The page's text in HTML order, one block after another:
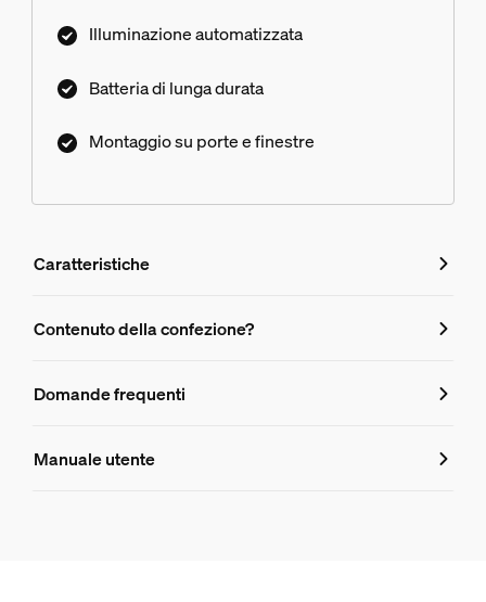
Illuminazione automatizzata
Batteria di lunga durata
Montaggio su porte e finestre
Caratteristiche
Caratteristiche
8719514487284
Aspetto e finitura
Contenuto della confezione?
Domande frequenti
Domande frequenti
Manuale utente